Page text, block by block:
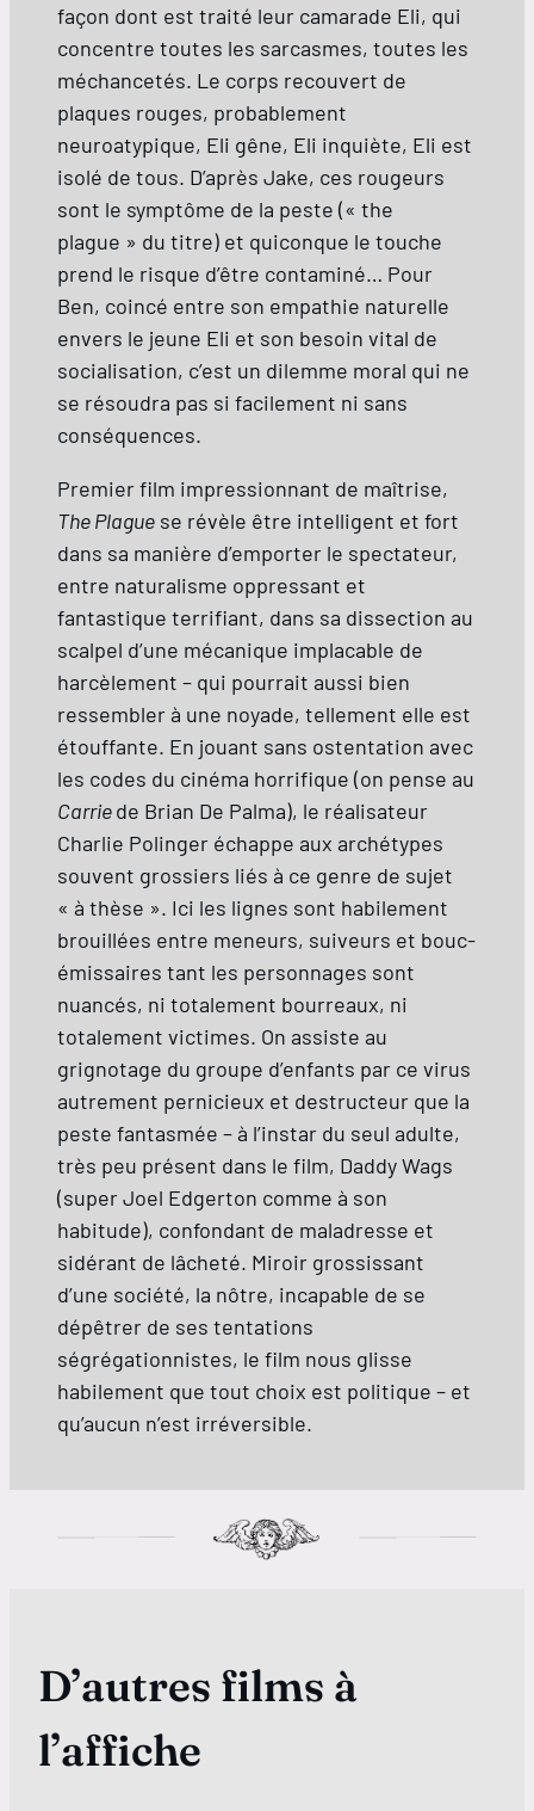
façon dont est traité leur camarade Eli, qui
concentre toutes les sarcasmes, toutes les
méchancetés. Le corps recouvert de
plaques rouges, probablement
neuroatypique, Eli gêne, Eli inquiète, Eli est
isolé de tous. D’après Jake, ces rougeurs
sont le symptôme de la peste (« the
plague » du titre) et quiconque le touche
prend le risque d’être contaminé… Pour
Ben, coincé entre son empathie naturelle
envers le jeune Eli et son besoin vital de
socialisation, c’est un dilemme moral qui ne
se résoudra pas si facilement ni sans
conséquences.
Premier film impressionnant de maîtrise,
The Plague se révèle être intelligent et fort
dans sa manière d’emporter le spectateur,
entre naturalisme oppressant et
fantastique terrifiant, dans sa dissection au
scalpel d’une mécanique implacable de
harcèlement – qui pourrait aussi bien
ressembler à une noyade, tellement elle est
étouffante. En jouant sans ostentation avec
les codes du cinéma horrifique (on pense au
Carriede Brian De Palma), le réalisateur
Charlie Polinger échappe aux archétypes
souvent grossiers liés à ce genre de sujet
« à thèse ». Ici les lignes sont habilement
brouillées entre meneurs, suiveurs et bouc-
émissaires tant les personnages sont
nuancés, ni totalement bourreaux, ni
totalement victimes. On assiste au
grignotage du groupe d’enfants par ce virus
autrement pernicieux et destructeur que la
peste fantasmée – à l’instar du seul adulte,
très peu présent dans le film, Daddy Wags
(super Joel Edgerton comme à son
habitude), confondant de maladresse et
sidérant de lâcheté. Miroir grossissant
d’une société, la nôtre, incapable de se
dépêtrer de ses tentations
ségrégationnistes, le film nous glisse
habilement que tout choix est politique – et
qu’aucun n’est irréversible.
D’autres films à
l’affiche